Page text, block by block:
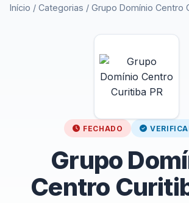
Início / Categorias / Grupo Domínio Centro
FECHADO
Grupo
Centro